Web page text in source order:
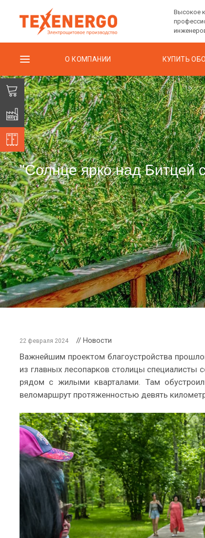
Высокое
О КОМПАНИИ КУПИТЬ
"Солнце ярко над Битцей
22 февраля 2024 // Новости
Важнейшим проектом благоустройства
из главных лесопарков столицы
рядом с жилыми кварталами. Там
веломаршрут протяженностью девять